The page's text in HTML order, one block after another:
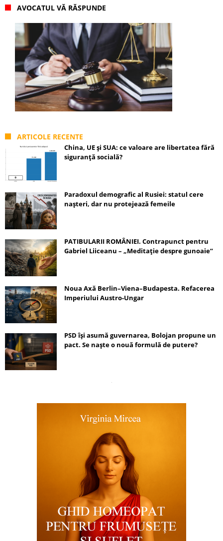
AVOCATUL VĂ RĂSPUNDE
ARTICOLE RECENTE
China, UE și SUA: ce valoare are libertatea fără
siguranță socială?
Paradoxul demografic al Rusiei: statul cere
nașteri, dar nu protejează femeile
PATIBULARII ROMÂNIEI. Contrapunct pentru
Gabriel Liiceanu – „Meditație despre gunoaie”
Noua Axă Berlin–Viena–Budapesta. Refacerea
Imperiului Austro-Ungar
PSD își asumă guvernarea, Bolojan propune un
pact. Se naște o nouă formulă de putere?